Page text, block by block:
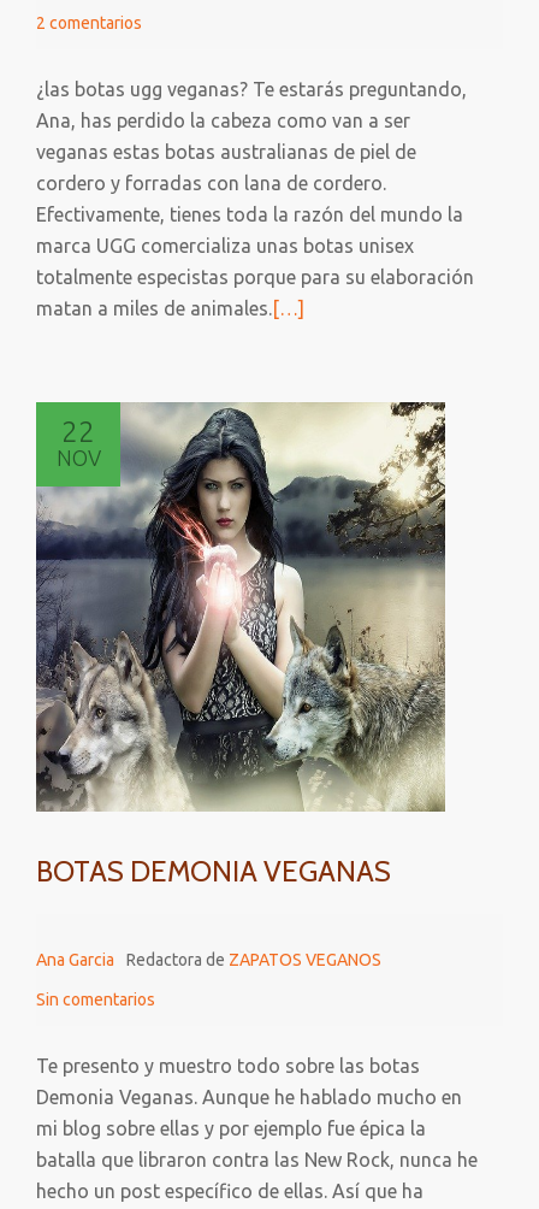
2 comentarios
¿las botas ugg veganas? Te estarás preguntando,
Ana, has perdido la cabeza como van a ser
veganas estas botas australianas de piel de
cordero y forradas con lana de cordero.
Efectivamente, tienes toda la razón del mundo la
marca UGG comercializa unas botas unisex
totalmente especistas porque para su elaboración
matan a miles de animales.Leer
LAS
UGG
VEGANAS
[…]
22
NOV
BOTAS DEMONIA VEGANAS
Ana Garcia Redactora de ZAPATOS VEGANOS
Sin comentarios
Te presento y muestro todo sobre las botas
Demonia Veganas. Aunque he hablado mucho en
mi blog sobre ellas y por ejemplo fue épica la
batalla que libraron contra las New Rock, nunca he
hecho un post específico de ellas. Así que ha